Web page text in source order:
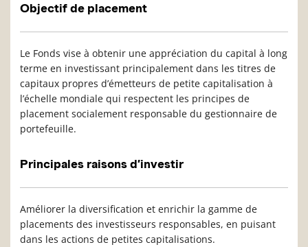
Objectif de placement
Le Fonds vise à obtenir une appréciation du capital à long
terme en investissant principalement dans les titres de
capitaux propres d’émetteurs de petite capitalisation à
l’échelle mondiale qui respectent les principes de
placement socialement responsable du gestionnaire de
portefeuille.
Principales raisons d’investir
Améliorer la diversification et enrichir la gamme de
placements des investisseurs responsables, en puisant
dans les actions de petites capitalisations.